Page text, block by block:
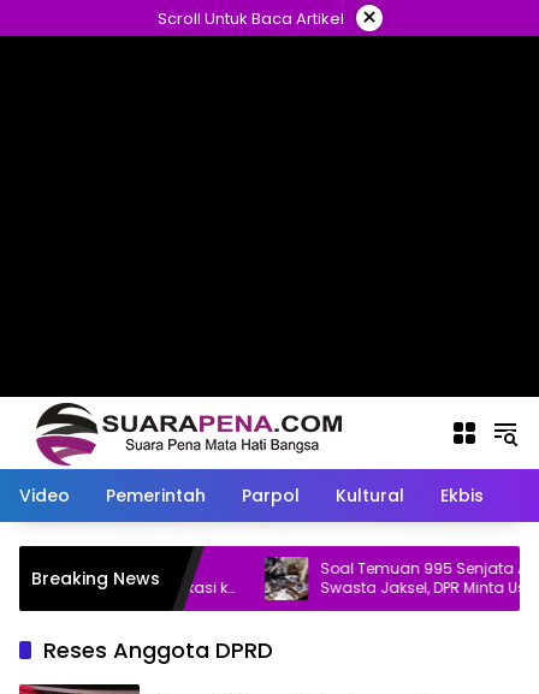
ke
Scroll Untuk Baca Artikel ×
Video Pemerintah Parpol Kultural Ekbis
Breaking News
Dugaan
Pasar Baru Bekasi ke
Soal Temuan 995 Senjata Api di
Swasta Jaksel, DPR Minta Usut
Reses Anggota DPRD